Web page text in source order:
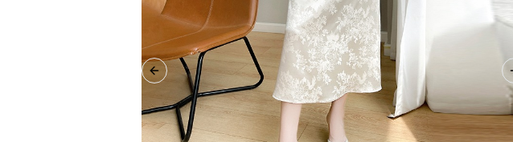
Previous slide